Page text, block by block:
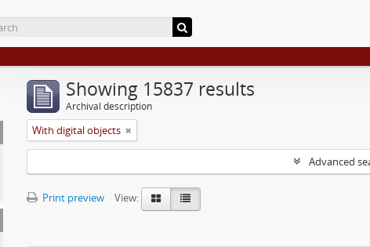
Showing 15837 results
Archival description
With digital objects
Advanced
Print preview
View: